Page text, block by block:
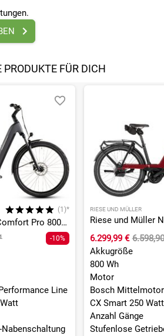
PRODUKTE FÜR DICH
(1)*
Kathmandu Hybrid Comfort Pro 800 - 800 Wh - 28 Zoll - Tiefeinsteiger - 2026
-10%
Line
RIESE UND MÜLLER
6.299,99 €
Akkugröße
800 Wh
Motor
Bosch
CX Smart 250 Watt
Anzahl Gänge
Stufenlose